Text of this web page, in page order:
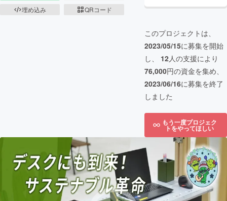
埋め込み
QRコード
このプロジェクトは、
2023/05/15に募集を開始
し、 12人の支援により
76,000円の資金を集め、
2023/06/16に募集を終了
しました
もう一度プロジェク
トをやってほしい